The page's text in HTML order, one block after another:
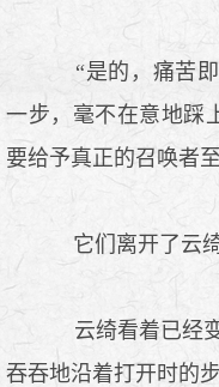
“是的，痛苦即
一步，毫不在意地踩
要给予真正的召唤者至
它们离开了云绮
云绮看着已经
吞吞地沿着打开时的